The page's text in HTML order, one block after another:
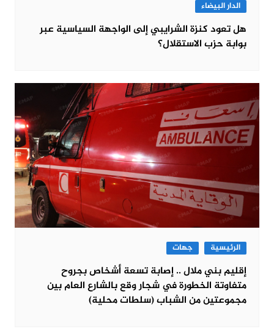
الدار البيضاء
هل تعود كنزة الشرايبي إلى الواجهة السياسية عبر
بوابة حزب الاستقلال؟
الرئيسية جهات
إقليم بني ملال .. إصابة تسعة أشخاص بجروح
متفاوتة الخطورة في شجار وقع بالشارع العام بين
مجموعتين من الشباب (سلطات محلية)